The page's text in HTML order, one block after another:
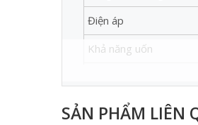
Điện áp
Khả năng uốn
Xuất xứ
SẢN PHẨM LIÊN